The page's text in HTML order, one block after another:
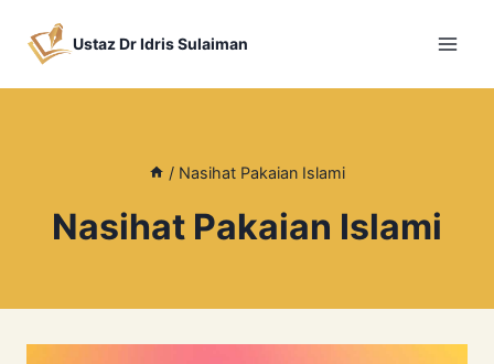
Ustaz Dr Idris Sulaiman
/ Nasihat Pakaian Islami
Nasihat Pakaian Islami